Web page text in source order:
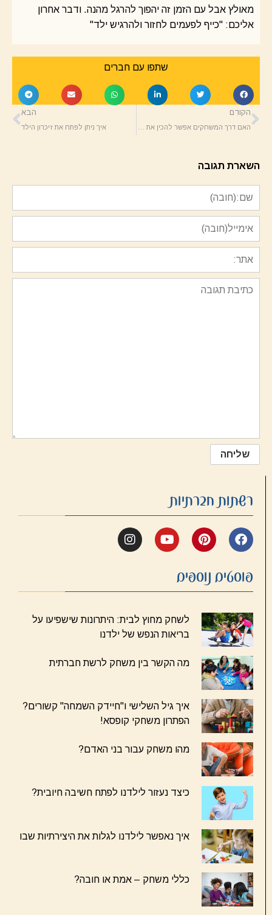
מאולץ אבל עם הזמן זה יהפוך להרגל מהנה. ודבר אחרון
אליכם: "כייף לפעמים לחזור ולהרגיש ילד"
שתפו עם חברים
הקודם הבא
איך ניתן לפתח את זיכרון הילד
השארת תגובה
רשתות חברתיות
פוסטים נוספים
לשחק מחוץ לבית: היתרונות שישפיעו על
בריאות הנפש של ילדנו
מה הקשר בין משחק לרשת חברתית
איך גיל השלישי ו"חיידק השמחה" קשורים?
הפתרון משחקי קופסא!
מהו משחק עבור בני האדם?
כיצד נעזור לילדנו לפתח חשיבה חיובית?
איך נאפשר לילדנו לגלות את היצירתיות שבו
כללי משחק – אמת או חובה?